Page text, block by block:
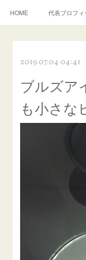
HOME 代表プロフィ
飛び石施工料金について
当店へのアクセス
【プロ使用】フッ素系ガラ
2019.07.04 04:41
ブルズア
も小さな